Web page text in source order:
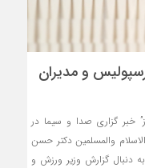
و مدیران
خبر گزاری صدا و سیما در
والمسلمین دکتر حسن
دنبال گزارش وزیر ورزش و